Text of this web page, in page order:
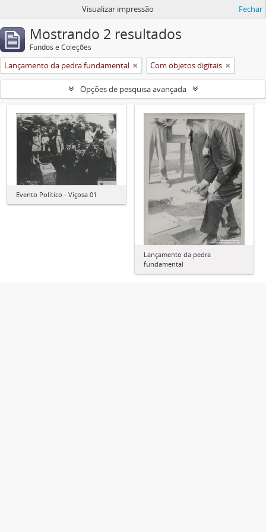
Visualizar impressão Fechar
Mostrando 2 resultados
Fundos e Coleções
Lançamento da pedra fundamental Com objetos digitais
Opções de pesquisa avançada
Evento Político - Viçosa 01
Lançamento da pedra
fundamental